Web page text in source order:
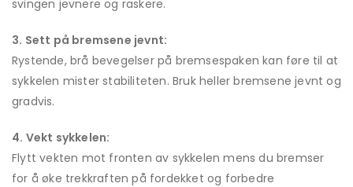
svingen jevnere og raskere.
3. Sett på bremsene jevnt:
Rystende, brå bevegelser på bremsespaken kan føre til at
sykkelen mister stabiliteten. Bruk heller bremsene jevnt og
gradvis.
4. Vekt sykkelen:
Flytt vekten mot fronten av sykkelen mens du bremser
for å øke trekkraften på fordekket og forbedre